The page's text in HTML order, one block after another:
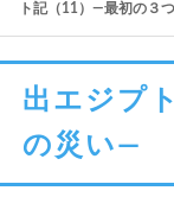
ト記（11）—最初の３
出エジプ
の災い—